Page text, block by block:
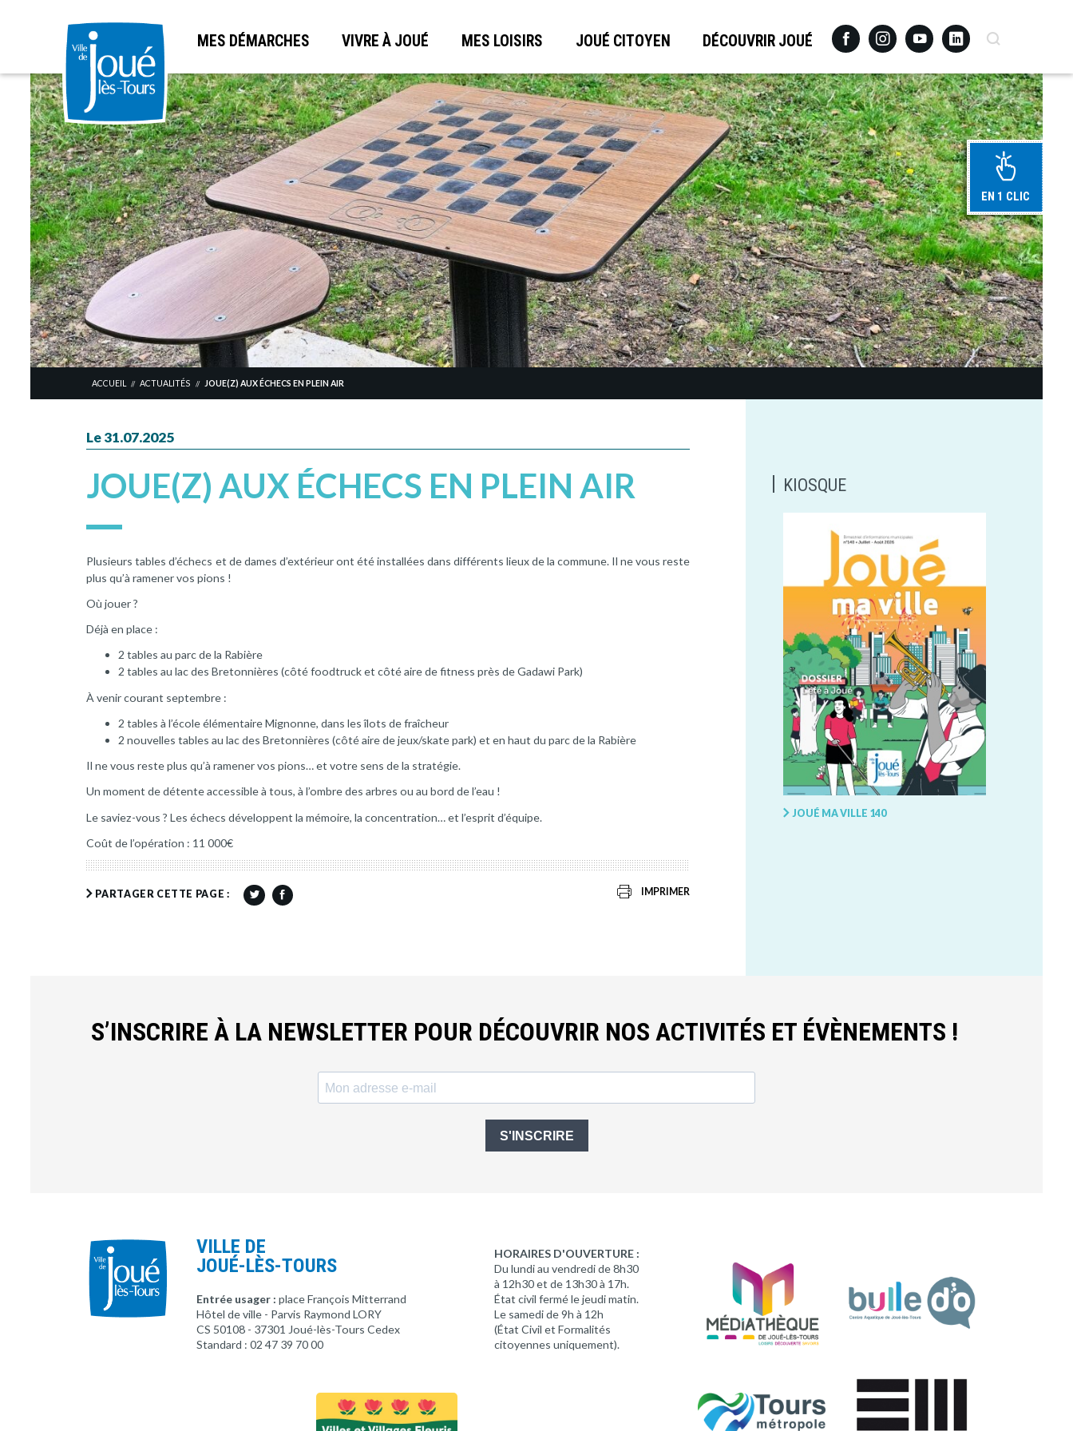
Aller
MES DÉMARCHES VIVRE À JOUÉ MES LOISIRS JOUÉ CITOYEN DÉCOUVRIR JOUÉ FacebookInstagramYoutubeLinkedinRecherche
EN 1 CLIC
ACCUEIL // ACTUALITÉS // JOUE(Z) AUX ÉCHECS EN PLEIN AIR
Le 31.07.2025
JOUE(Z) AUX ÉCHECS EN PLEIN AIR
Plusieurs tables d’échecs et de dames d’extérieur ont été installées dans différents lieux de la commune. Il ne vous reste
plus qu’à ramener vos pions !
Où jouer ?
Déjà en place :
2 tables au parc de la Rabière
2 tables au lac des Bretonnières (côté foodtruck et côté aire de fitness près de Gadawi Park)
À venir courant septembre :
2 tables à l’école élémentaire Mignonne, dans les îlots de fraîcheur
2 nouvelles tables au lac des Bretonnières (côté aire de jeux/skate park) et en haut du parc de la Rabière
Il ne vous reste plus qu’à ramener vos pions… et votre sens de la stratégie.
Un moment de détente accessible à tous, à l’ombre des arbres ou au bord de l’eau !
Le saviez-vous ? Les échecs développent la mémoire, la concentration… et l’esprit d’équipe.
Coût de l’opération : 11 000€
PARTAGER CETTE PAGE : IMPRIMER
KIOSQUE
JOUÉ MA VILLE 140
S’INSCRIRE À LA NEWSLETTER POUR DÉCOUVRIR NOS ACTIVITÉS ET ÉVÈNEMENTS !
S'INSCRIRE
VILLE DE
JOUÉ-LÈS-TOURS
Entrée usager : place François Mitterrand
Hôtel de ville - Parvis Raymond LORY
CS 50108 - 37301 Joué-lès-Tours Cedex
Standard : 02 47 39 70 00
HORAIRES D'OUVERTURE :
Du lundi au vendredi de 8h30
à 12h30 et de 13h30 à 17h.
État civil fermé le jeudi matin.
Le samedi de 9h à 12h
(État Civil et Formalités
citoyennes uniquement).